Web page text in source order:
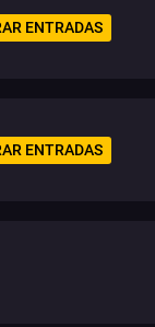
ENTRADAS
ENTRADAS